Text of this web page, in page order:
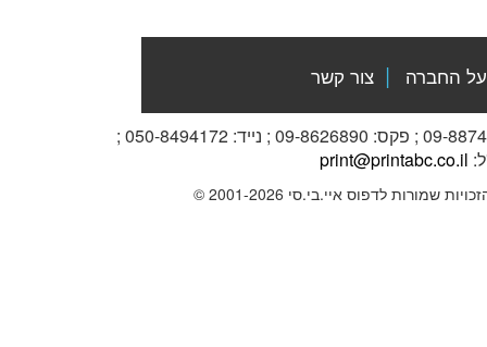
צור קשר | על החברה
print@printabc.co.il